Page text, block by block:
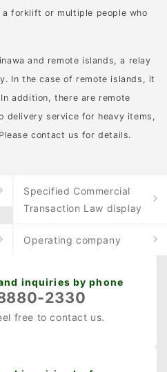
a forklift or multiple people who
and remote islands, a relay
In the case of remote islands, it
addition, there are remote
delivery service for heavy items,
contact us for details.
Specified Commercial
Transaction Law display
Operating company
inquiries by phone
2330
free to contact us.